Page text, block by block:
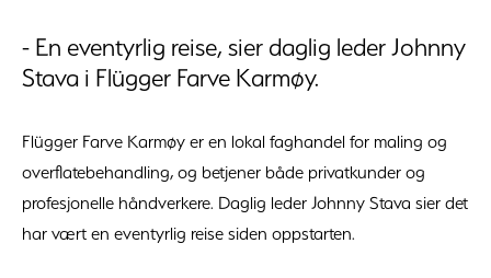
- En eventyrlig reise, sier daglig leder Johnny
Stava i Flügger Farve Karmøy.
Flügger Farve Karmøy er en lokal faghandel for maling og
overflatebehandling, og betjener både privatkunder og
profesjonelle håndverkere. Daglig leder Johnny Stava sier det
har vært en eventyrlig reise siden oppstarten.